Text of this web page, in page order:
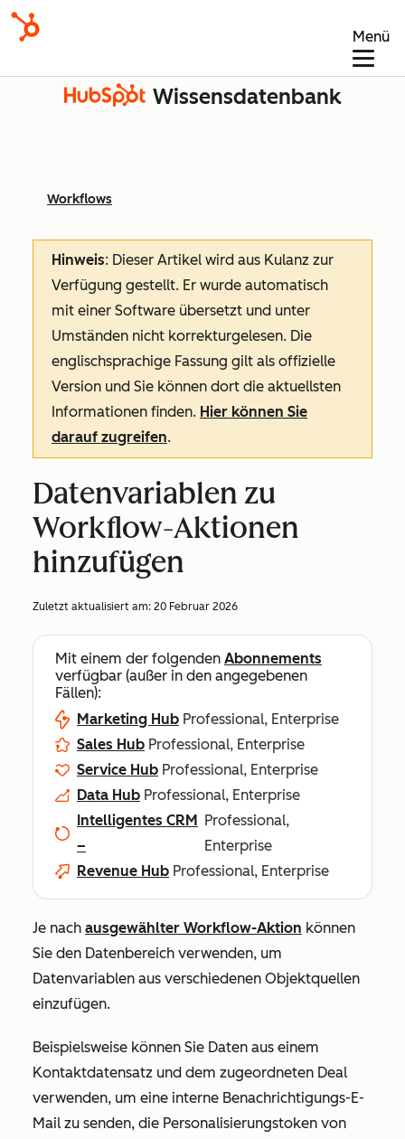
Menü
Wissensdatenbank
Workflows
Hinweis: Dieser Artikel wird aus Kulanz zur
Verfügung gestellt. Er wurde automatisch
mit einer Software übersetzt und unter
Umständen nicht korrekturgelesen. Die
englischsprachige Fassung gilt als offizielle
Version und Sie können dort die aktuellsten
Informationen finden. Hier können Sie
darauf zugreifen.
Datenvariablen zu
Workflow-Aktionen
hinzufügen
Zuletzt aktualisiert am: 20 Februar 2026
Mit einem der folgenden Abonnements
verfügbar (außer in den angegebenen
Fällen):
Marketing Hub Professional, Enterprise
Sales Hub Professional, Enterprise
Service Hub Professional, Enterprise
Data Hub Professional, Enterprise
Intelligentes CRM
–
Professional,
Enterprise
Revenue Hub Professional, Enterprise
Je nach ausgewählter Workflow-Aktion können
Sie den Datenbereich verwenden, um
Datenvariablen aus verschiedenen Objektquellen
einzufügen.
Beispielsweise können Sie Daten aus einem
Kontaktdatensatz und dem zugeordneten Deal
verwenden, um eine interne Benachrichtigungs-E-
Mail zu senden, die Personalisierungstoken von